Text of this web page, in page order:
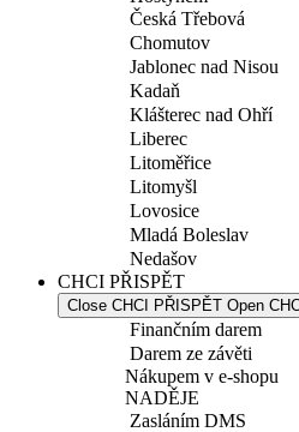
Česká Třebová
Chomutov
Jablonec nad Nisou
Kadaň
Klášterec nad Ohří
Liberec
Litoměřice
Litomyšl
Lovosice
Mladá Boleslav
Nedašov
CHCI PŘISPĚT
Close CHCI PŘISPĚT Open
Finančním darem
Darem ze závěti
Nákupem v e-shopu
NADĚJE
Zasláním DMS